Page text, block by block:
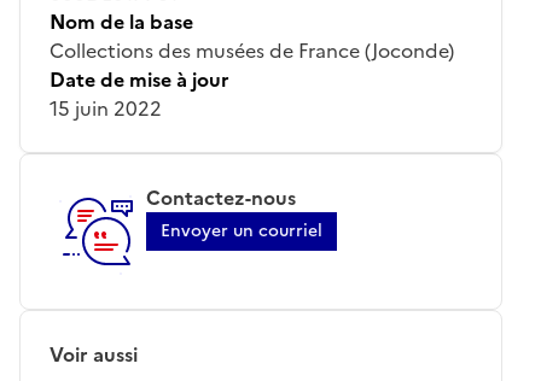
Nom de la base
Collections des musées de France (Joconde)
Date de mise à jour
15 juin 2022
Contactez-nous
Envoyer un courriel
Voir aussi